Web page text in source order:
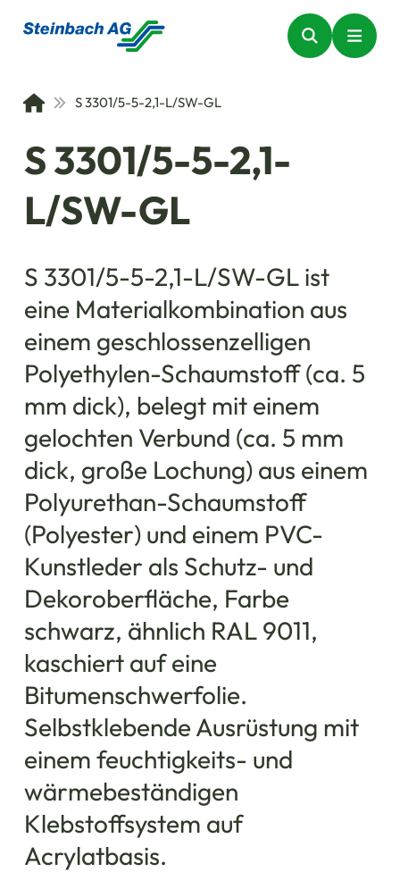
S 3301/5-5-2,1-L/SW-GL
S 3301/5-5-2,1-
L/SW-GL
S 3301/5-5-2,1-L/SW-GL ist
eine Materialkombination aus
einem geschlossenzelligen
Polyethylen-Schaumstoff (ca. 5
mm dick), belegt mit einem
gelochten Verbund (ca. 5 mm
dick, große Lochung) aus einem
Polyurethan-Schaumstoff
(Polyester) und einem PVC-
Kunstleder als Schutz- und
Dekoroberfläche, Farbe
schwarz, ähnlich RAL 9011,
kaschiert auf eine
Bitumenschwerfolie.
Selbstklebende Ausrüstung mit
einem feuchtigkeits- und
wärmebeständigen
Klebstoffsystem auf
Acrylatbasis.